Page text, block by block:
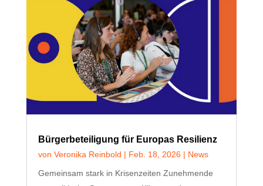
Bürgerbeteiligung für Europas Resilienz
von Veronika Reinbold | Feb. 18, 2026| News
Gemeinsam stark in Krisenzeiten Zunehmende